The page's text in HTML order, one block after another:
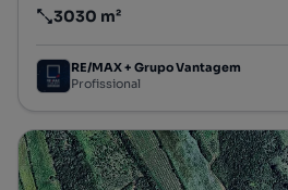
Preço por metro quadrado
3030 m²
RE/MAX + Grupo Vantagem
Profissional